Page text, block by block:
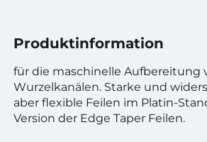
Produktinformation
für die maschinelle Aufbereitung
Wurzelkanälen. Starke und
aber flexible Feilen im Platin-
Version der Edge Taper Feilen.